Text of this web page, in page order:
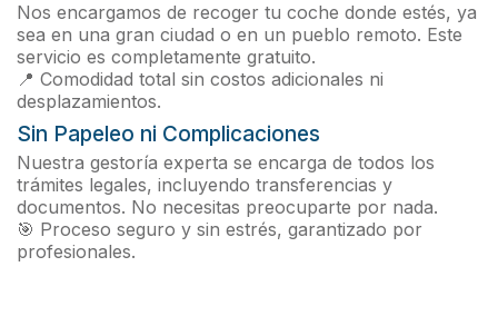
Nos encargamos de recoger tu coche donde estés, ya
sea en una gran ciudad o en un pueblo remoto. Este
servicio es completamente gratuito.
📍 Comodidad total sin costos adicionales ni
desplazamientos.
Sin Papeleo ni Complicaciones
Nuestra gestoría experta se encarga de todos los
trámites legales, incluyendo transferencias y
documentos. No necesitas preocuparte por nada.
🎯 Proceso seguro y sin estrés, garantizado por
profesionales.